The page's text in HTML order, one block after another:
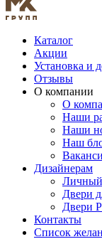
Каталог
Акции
Установка и
Отзывы
О компании
О
Наши
Наши
Наш
Дизайнерам
Личный
Двери
Двери
Контакты
Список